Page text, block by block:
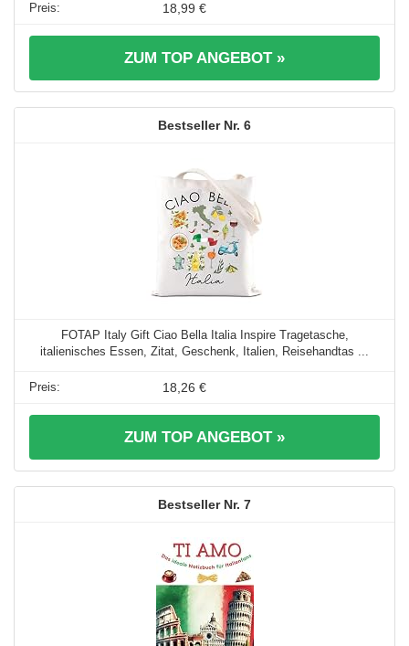
18,99 €
ZUM TOP ANGEBOT »
6
FOTAP Italy Gift Ciao Bella Italia Inspire Tragetasche,
italienisches Essen, Zitat, Geschenk, Italien, Reisehandtas ...
18,26 €
ZUM TOP ANGEBOT »
7